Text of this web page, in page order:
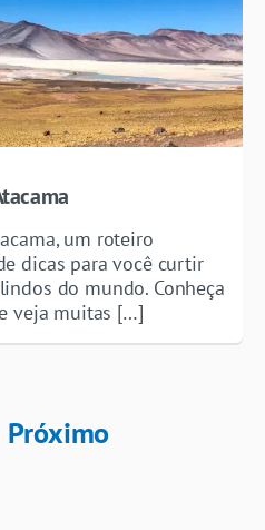
um roteiro
dicas para você curtir
do mundo. Conheça
veja muitas […]
Próximo